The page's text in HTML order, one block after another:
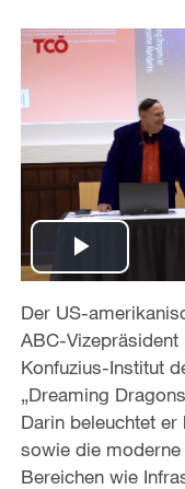
P
l
a
y
V
Der US-
ABC-Vizepräsident
Konfuzius-Institut
„Dreaming
Darin beleuchtet
sowie die
Bereichen wie